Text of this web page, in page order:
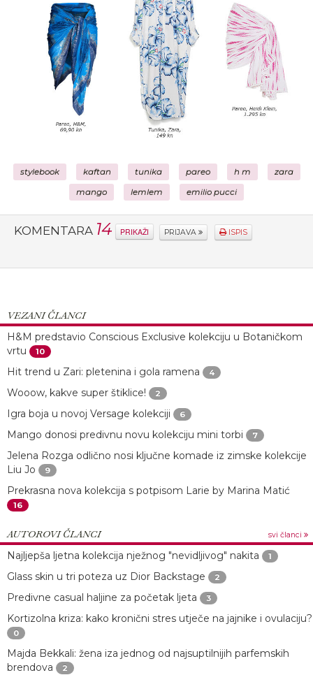
stylebook kaftan tunika pareo h m zara
mango lemlem emilio pucci
KOMENTARA 14 PRIKAŽI PRIJAVA ISPIS
VEZANI ČLANCI
H&M predstavio Conscious Exclusive kolekciju u Botaničkom
vrtu
10
Hit trend u Zari: pletenina i gola ramena 4
Wooow, kakve super štiklice! 2
Igra boja u novoj Versage kolekciji 6
Mango donosi predivnu novu kolekciju mini torbi 7
Jelena Rozga odlično nosi ključne komade iz zimske kolekcije
Liu Jo
9
Prekrasna nova kolekcija s potpisom Larie by Marina Matić
16
AUTOROVI ČLANCI svi članci
Najljepša ljetna kolekcija nježnog "nevidljivog" nakita 1
Glass skin u tri poteza uz Dior Backstage 2
Predivne casual haljine za početak ljeta 3
Kortizolna kriza: kako kronični stres utječe na jajnike i ovulaciju?
0
Majda Bekkali: žena iza jednog od najsuptilnijih parfemskih
brendova
2